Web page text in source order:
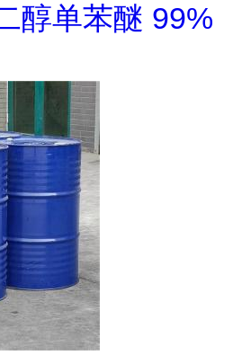
醇单苯醚 99%